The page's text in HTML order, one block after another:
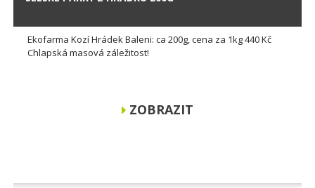
Ekofarma Kozí Hrádek Baleni: ca 200g, cena za 1kg 440 Kč
Chlapská masová záležitost!
ZOBRAZIT